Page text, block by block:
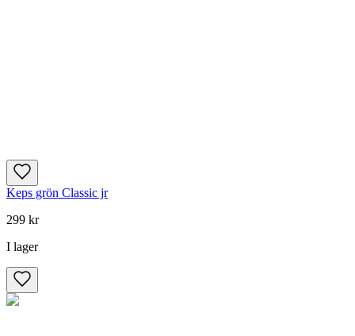
Keps grön Classic jr
299 kr
I lager